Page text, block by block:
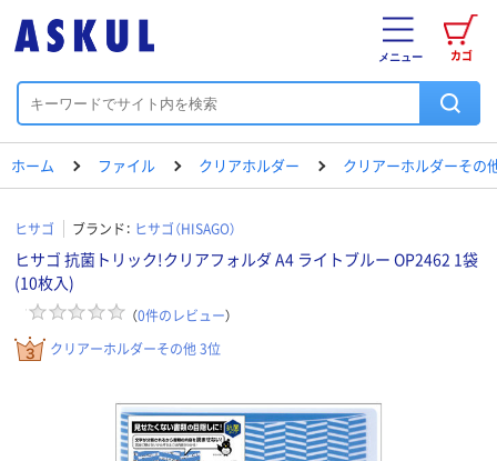
カゴ
メニュー
ホーム ファイル クリアホルダー クリアーホルダーその
ヒサゴ ブランド： ヒサゴ（HISAGO）
ヒサゴ 抗菌トリック!クリアフォルダ A4 ライトブルー OP2462 1袋
(10枚入)
（0件のレビュー）
クリアーホルダーその他 3位